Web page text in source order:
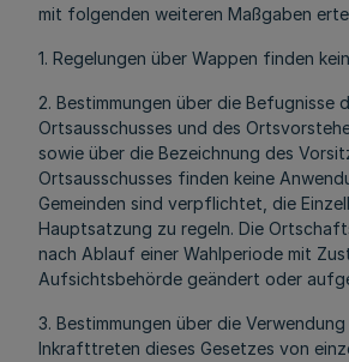
mit folgenden weiteren Maßgaben
1. Regelungen über Wappen finden
2. Bestimmungen über die Befugnisse
Ortsausschusses und des
sowie über die Bezeichnung des
Ortsausschusses finden keine
Gemeinden sind verpflichtet, die
Hauptsatzung zu regeln. Die
nach Ablauf einer Wahlperiode mit
Aufsichtsbehörde geändert oder
3. Bestimmungen über die
Inkrafttreten dieses Gesetzes von